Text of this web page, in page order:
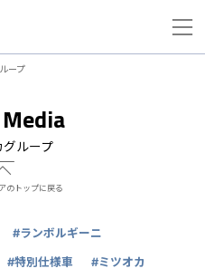
ープ
グループ
のトップに戻る
#ランボルギーニ
#特別仕様車 #ミツオカ